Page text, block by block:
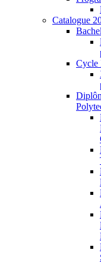
Catalogue
Cycle